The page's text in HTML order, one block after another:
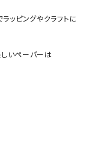
ッピングやクラフトに
いペーパーは